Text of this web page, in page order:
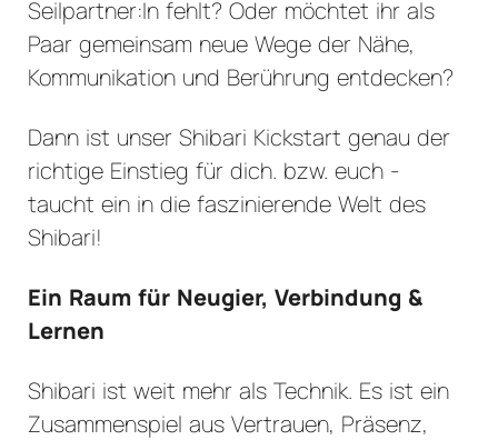
Seilpartner:In fehlt? Oder möchtet ihr als
Paar gemeinsam neue Wege der Nähe,
Kommunikation und Berührung entdecken?
Dann ist unser Shibari Kickstart genau der
richtige Einstieg für dich. bzw. euch -
taucht ein in die faszinierende Welt des
Shibari!
Ein Raum für Neugier, Verbindung &
Lernen
Shibari ist weit mehr als Technik. Es ist ein
Zusammenspiel aus Vertrauen, Präsenz,